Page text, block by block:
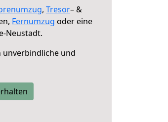
, Tresor– &
Fernumzug oder eine
Neustadt.
und